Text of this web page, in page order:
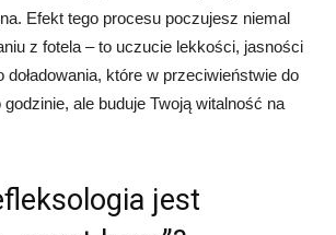
Efekt tego procesu poczujesz niemal
z fotela – to uczucie lekkości, jasności
doładowania, które w przeciwieństwie do
ale buduje Twoją witalność na
jest